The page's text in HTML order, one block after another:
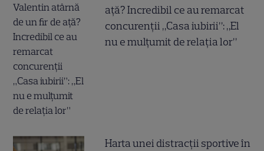
ață? Incredibil ce au remarcat
concurenții „Casa iubirii”: „El
nu e mulțumit de relația lor”
Harta unei distracții sportive în